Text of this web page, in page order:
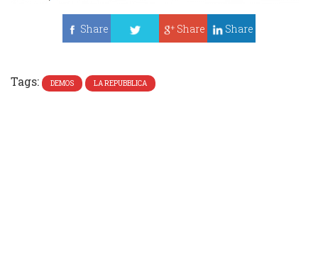
Share
Share Share
Tags: DEMOS LA REPUBBLICA